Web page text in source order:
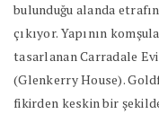
bulunduğu alanda
çıkıyor. Yapının
tasarlanan Carradale
(Glenkerry House).
fikirden keskin bir